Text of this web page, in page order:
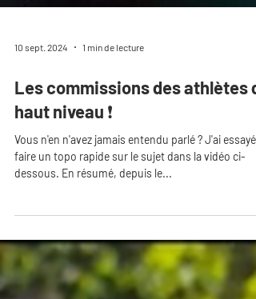
10 sept. 2024 1 min de lecture
Les commissions des athlètes
haut niveau ❗️
faire un topo rapide sur le sujet dans la vidéo ci-